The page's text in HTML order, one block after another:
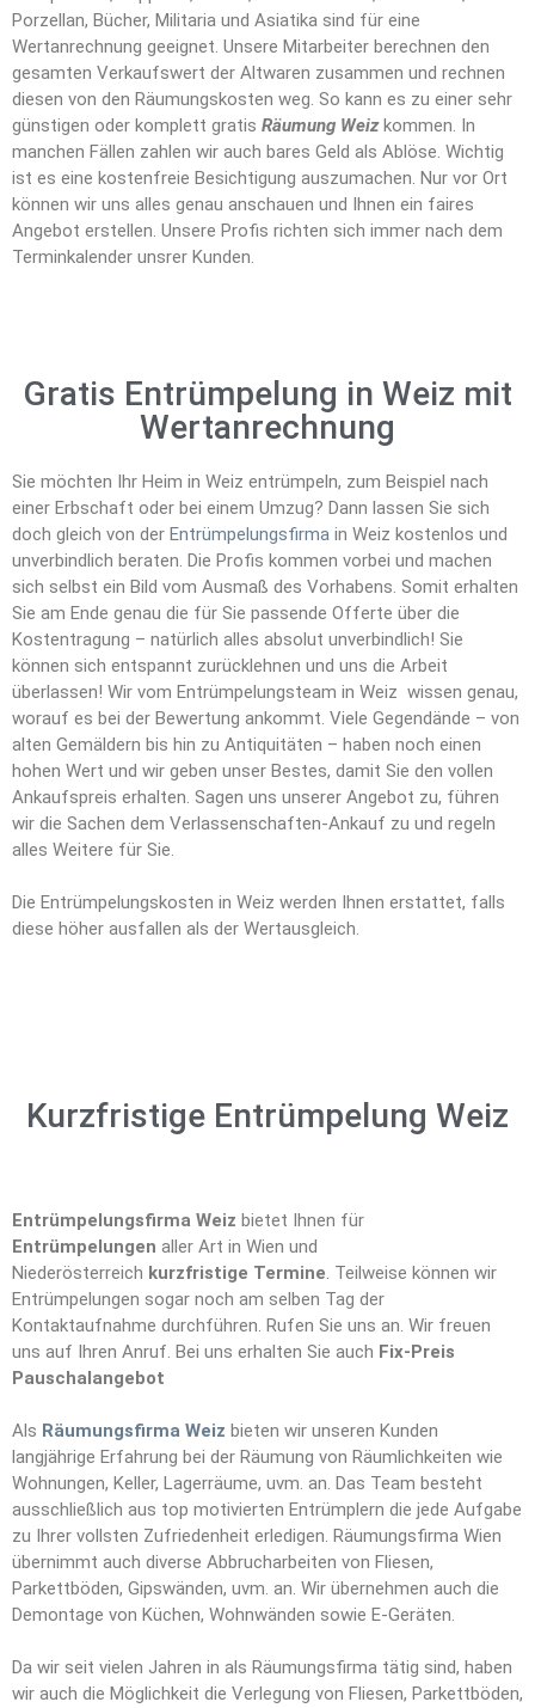
Porzellan, Bücher, Militaria und Asiatika sind für eine
Wertanrechnung geeignet. Unsere Mitarbeiter berechnen den
gesamten Verkaufswert der Altwaren zusammen und rechnen
diesen von den Räumungskosten weg. So kann es zu einer sehr
günstigen oder komplett gratis Räumung Weizkommen. In
manchen Fällen zahlen wir auch bares Geld als Ablöse. Wichtig
ist es eine kostenfreie Besichtigung auszumachen. Nur vor Ort
können wir uns alles genau anschauen und Ihnen ein faires
Angebot erstellen. Unsere Profis richten sich immer nach dem
Terminkalender unsrer Kunden.
Gratis Entrümpelung in Weiz mit
Wertanrechnung
Sie möchten Ihr Heim in Weiz entrümpeln, zum Beispiel nach
einer Erbschaft oder bei einem Umzug? Dann lassen Sie sich
doch gleich von der Entrümpelungsfirma in Weiz kostenlos und
unverbindlich beraten. Die Profis kommen vorbei und machen
sich selbst ein Bild vom Ausmaß des Vorhabens. Somit erhalten
Sie am Ende genau die für Sie passende Offerte über die
Kostentragung – natürlich alles absolut unverbindlich! Sie
können sich entspannt zurücklehnen und uns die Arbeit
überlassen! Wir vom Entrümpelungsteam in Weiz wissen genau,
worauf es bei der Bewertung ankommt. Viele Gegendände – von
alten Gemäldern bis hin zu Antiquitäten – haben noch einen
hohen Wert und wir geben unser Bestes, damit Sie den vollen
Ankaufspreis erhalten. Sagen uns unserer Angebot zu, führen
wir die Sachen dem Verlassenschaften-Ankauf zu und regeln
alles Weitere für Sie.
Die Entrümpelungskosten in Weiz werden Ihnen erstattet, falls
diese höher ausfallen als der Wertausgleich.
Kurzfristige Entrümpelung Weiz
Entrümpelungsfirma Weiz bietet Ihnen für
Entrümpelungen aller Art in Wien und
Niederösterreich kurzfristige Termine. Teilweise können wir
Entrümpelungen sogar noch am selben Tag der
Kontaktaufnahme durchführen. Rufen Sie uns an. Wir freuen
uns auf Ihren Anruf. Bei uns erhalten Sie auch Fix-Preis
Pauschalangebot
Als Räumungsfirma Weiz bieten wir unseren Kunden
langjährige Erfahrung bei der Räumung von Räumlichkeiten wie
Wohnungen, Keller, Lagerräume, uvm. an. Das Team besteht
ausschließlich aus top motivierten Entrümplern die jede Aufgabe
zu Ihrer vollsten Zufriedenheit erledigen. Räumungsfirma Wien
übernimmt auch diverse Abbrucharbeiten von Fliesen,
Parkettböden, Gipswänden, uvm. an. Wir übernehmen auch die
Demontage von Küchen, Wohnwänden sowie E-Geräten.
Da wir seit vielen Jahren in als Räumungsfirma tätig sind, haben
wir auch die Möglichkeit die Verlegung von Fliesen, Parkettböden,